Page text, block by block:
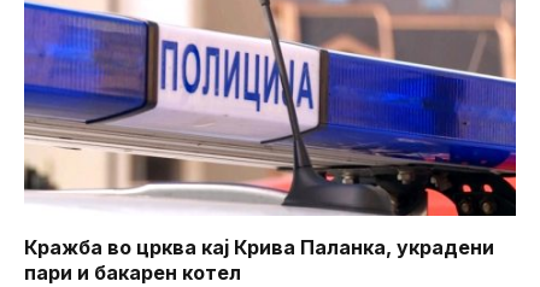
Кражба во црква кај Крива Паланка, украдени
пари и бакарен котел